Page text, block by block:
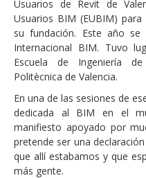
Usuarios de Revit de
Usuarios BIM (EUBIM)
su fundación. Este año
Internacional BIM. Tuvo
Escuela de Ingeniería
Politècnica de Valencia.
En una de las sesiones de
dedicada al BIM en el
manifiesto apoyado por
pretende ser una
que allí estabamos y que
más gente.